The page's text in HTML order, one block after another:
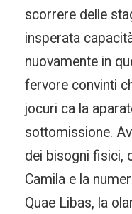
scorrere delle
insperata
nuovamente in
fervore convinti
jocuri ca la
sottomissione.
dei bisogni fisici,
Camila e la
Quae Libas, la